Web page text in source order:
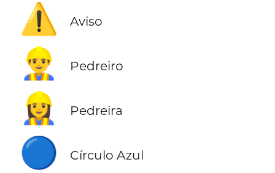
⚠️ Aviso
👷‍♂️ Pedreiro
👷‍♀️ Pedreira
🔵 Círculo Azul